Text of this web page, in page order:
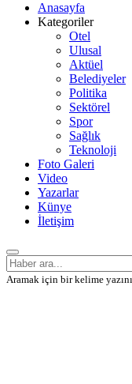
Anasayfa
Kategoriler
Otel
Ulusal
Aktüel
Belediyeler
Politika
Sektörel
Spor
Sağlık
Teknoloji
Foto Galeri
Video
Yazarlar
Künye
İletişim
Aramak için bir kelime